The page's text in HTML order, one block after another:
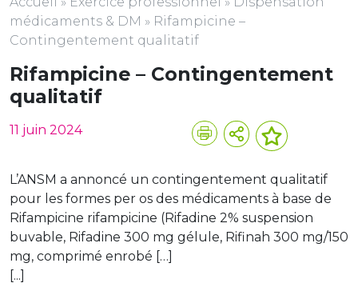
médicaments & DM » Rifampicine –
Contingentement qualitatif
Rifampicine – Contingentement
qualitatif
11 juin 2024
L’ANSM a annoncé un contingentement qualitatif
pour les formes per os des médicaments à base de
Rifampicine rifampicine (Rifadine 2% suspension
buvable, Rifadine 300 mg gélule, Rifinah 300 mg/150
mg, comprimé enrobé […]
[...]